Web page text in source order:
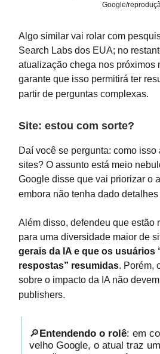
Google/
Algo similar vai rolar com
Search Labs dos EUA; no
atualização chega nos próximos
garante que isso permitirá ter
partir de perguntas complexas.
Site: estou com sorte?
Daí você se pergunta: como isso
sites? O assunto está meio
Google disse que vai priorizar o
embora não tenha dado
Além disso, defendeu que estão
para uma diversidade maior de
gerais da IA e que os usuários
respostas” resumidas. Porém,
sobre o impacto da IA não
publishers.
🔎 Entendendo o rolê: em
velho Google, o atual traz